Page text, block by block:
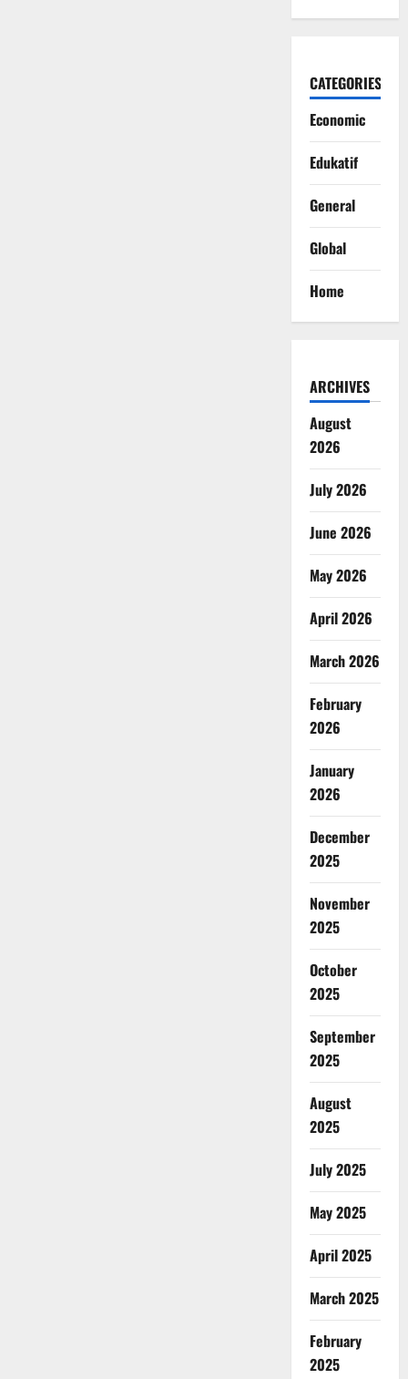
CATEGORIES
Economic
Edukatif
General
Global
Home
ARCHIVES
August
2026
July 2026
June 2026
May 2026
April 2026
March 2026
February
2026
January
2026
December
2025
November
2025
October
2025
September
2025
August
2025
July 2025
May 2025
April 2025
March 2025
February
2025